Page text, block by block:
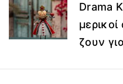
λ
ο
γ
Drama
ζουν